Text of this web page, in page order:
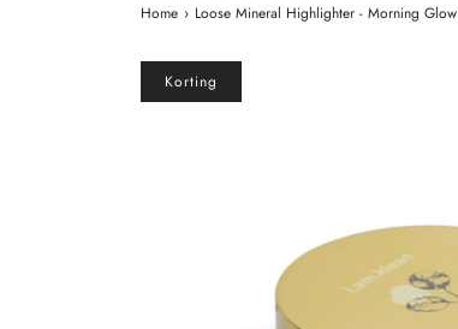
Home › Loose Mineral Highlighter - Morning Glow
Korting